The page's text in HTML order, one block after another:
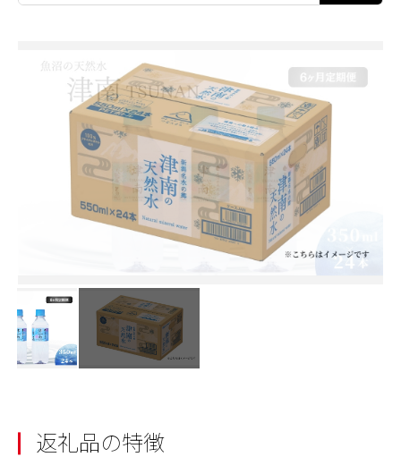
返礼品の特徴